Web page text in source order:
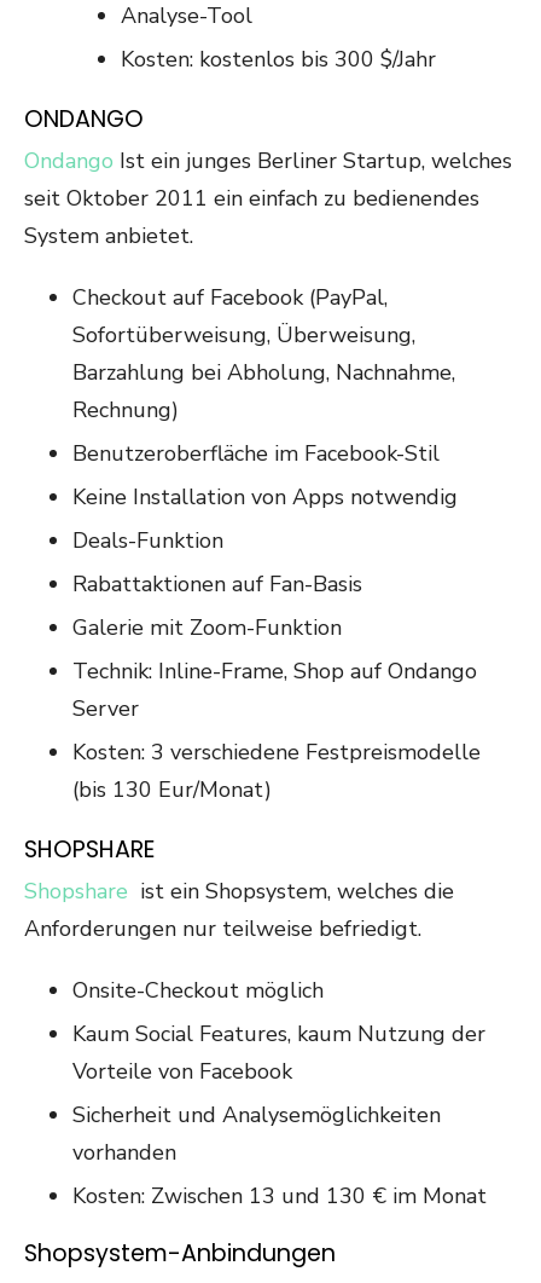
Analyse-Tool
Kosten: kostenlos bis 300 $/Jahr
ONDANGO
Ondango Ist ein junges Berliner Startup, welches
seit Oktober 2011 ein einfach zu bedienendes
System anbietet.
Checkout auf Facebook (PayPal,
Sofortüberweisung, Überweisung,
Barzahlung bei Abholung, Nachnahme,
Rechnung)
Benutzeroberfläche im Facebook-Stil
Keine Installation von Apps notwendig
Deals-Funktion
Rabattaktionen auf Fan-Basis
Galerie mit Zoom-Funktion
Technik: Inline-Frame, Shop auf Ondango
Server
Kosten: 3 verschiedene Festpreismodelle
(bis 130 Eur/Monat)
SHOPSHARE
Shopshare ist ein Shopsystem, welches die
Anforderungen nur teilweise befriedigt.
Onsite-Checkout möglich
Kaum Social Features, kaum Nutzung der
Vorteile von Facebook
Sicherheit und Analysemöglichkeiten
vorhanden
Kosten: Zwischen 13 und 130 € im Monat
Shopsystem-Anbindungen